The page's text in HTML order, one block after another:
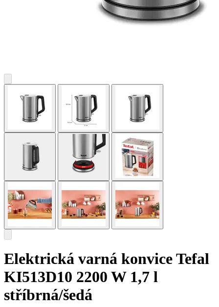
Elektrická varná konvice Tefal
KI513D10 2200 W 1,7 l
stříbrná/šedá